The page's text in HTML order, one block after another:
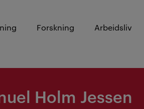
Forskning Arbeidsliv
Holm Jessen